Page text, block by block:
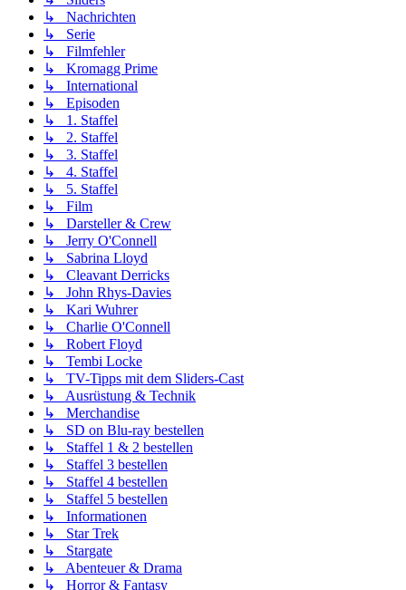
↳ Nachrichten
↳ Serie
↳ Filmfehler
↳ Kromagg Prime
↳ International
↳ Episoden
↳ 1. Staffel
↳ 2. Staffel
↳ 3. Staffel
↳ 4. Staffel
↳ 5. Staffel
↳ Film
↳ Darsteller & Crew
↳ Jerry O'Connell
↳ Sabrina Lloyd
↳ Cleavant Derricks
↳ John Rhys-Davies
↳ Kari Wuhrer
↳ Charlie O'Connell
↳ Robert Floyd
↳ Tembi Locke
↳ TV-Tipps mit dem Sliders-Cast
↳ Ausrüstung & Technik
↳ Merchandise
↳ SD on Blu-ray bestellen
↳ Staffel 1 & 2 bestellen
↳ Staffel 3 bestellen
↳ Staffel 4 bestellen
↳ Staffel 5 bestellen
↳ Informationen
↳ Star Trek
↳ Stargate
↳ Abenteuer & Drama
↳ Horror & Fantasy